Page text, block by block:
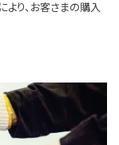
り、お客さまの購入